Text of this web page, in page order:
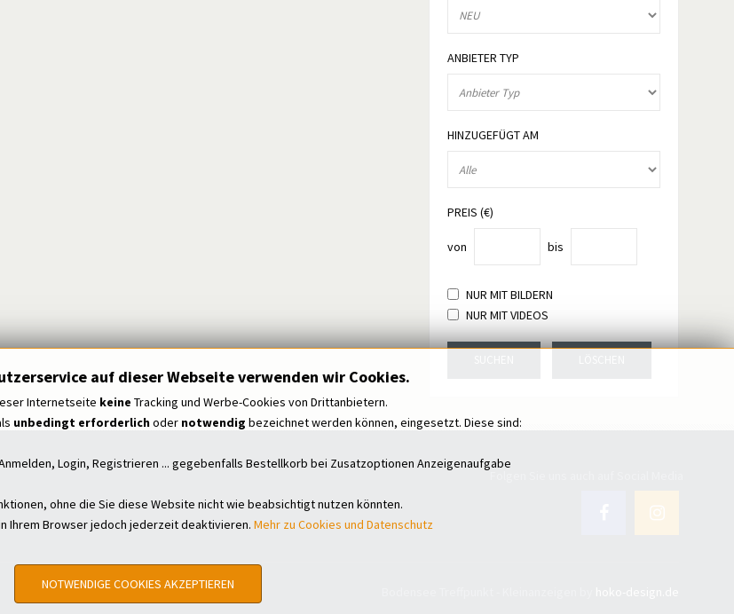
ANBIETER TYP
HINZUGEFÜGT AM
PREIS (€)
von bis
NUR MIT BILDERN
NUR MIT VIDEOS
auf dieser Webseite verwenden wir Cookies.
Internetseite keine Tracking und Werbe-Cookies von Drittanbietern.
unbedingt erforderlichoder notwendig bezeichnet werden können, eingesetzt. Diese sind:
Login, Registrieren ... gegebenfalls Bestellkorb bei Zusatzoptionen Anzeigenaufgabe
ohne die Sie diese Website nicht wie beabsichtigt nutzen könnten.
Ihrem Browser jedoch jederzeit deaktivieren. Mehr zu Cookies und Datenschutz
NOTWENDIGE COOKIES AKZEPTIEREN